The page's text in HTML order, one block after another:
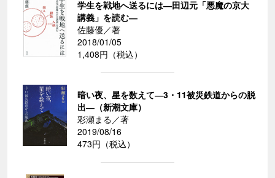
学生を戦地へ送るには―田辺元「悪魔の京大
講義」を読む―
佐藤優／著
2018/01/05
1,408円（税込）
暗い夜、星を数えて―3・11被災鉄道からの脱
出―（新潮文庫）
彩瀬まる／著
2019/08/16
473円（税込）